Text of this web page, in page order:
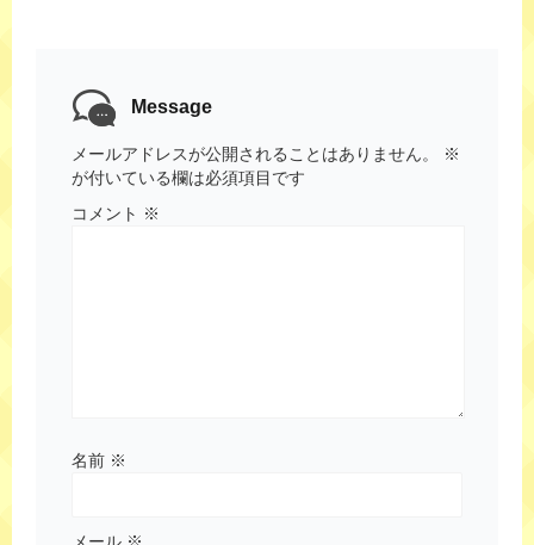
Message
メールアドレスが公開されることはありません。
※
が付いている欄は必須項目です
コメント ※
名前 ※
メール ※